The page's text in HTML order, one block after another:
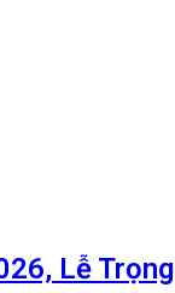
Lễ Trọng